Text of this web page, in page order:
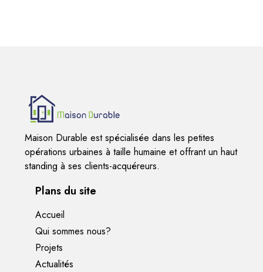
Maison Durable est spécialisée dans les petites
opérations urbaines à taille humaine et offrant un haut
standing à ses clients-acquéreurs.
Plans du site
Accueil
Qui sommes nous?
Projets
Actualités